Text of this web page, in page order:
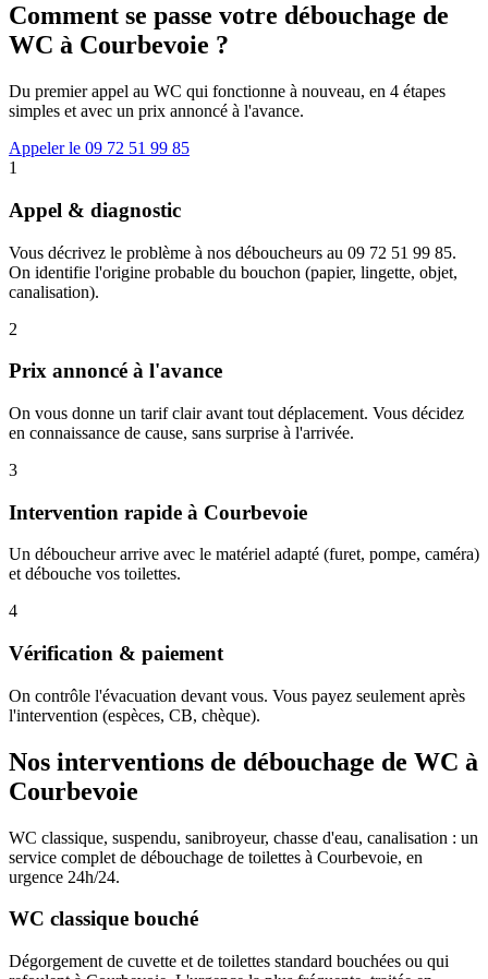
Comment se passe votre débouchage de
WC à Courbevoie ?
Du premier appel au WC qui fonctionne à nouveau, en 4 étapes
simples et avec un prix annoncé à l'avance.
Appeler le 09 72 51 99 85
1
Appel & diagnostic
Vous décrivez le problème à nos déboucheurs au 09 72 51 99 85.
On identifie l'origine probable du bouchon (papier, lingette, objet,
canalisation).
2
Prix annoncé à l'avance
On vous donne un tarif clair avant tout déplacement. Vous décidez
en connaissance de cause, sans surprise à l'arrivée.
3
Intervention rapide à Courbevoie
Un déboucheur arrive avec le matériel adapté (furet, pompe, caméra)
et débouche vos toilettes.
4
Vérification & paiement
On contrôle l'évacuation devant vous. Vous payez seulement après
l'intervention (espèces, CB, chèque).
Nos interventions de débouchage de WC à
Courbevoie
WC classique, suspendu, sanibroyeur, chasse d'eau, canalisation : un
service complet de débouchage de toilettes à Courbevoie, en
urgence 24h/24.
WC classique bouché
Dégorgement de cuvette et de toilettes standard bouchées ou qui